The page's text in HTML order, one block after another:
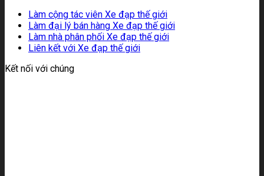
Làm cộng tác viên Xe đạp thế giới
Làm đại lý bán hàng Xe đạp thế giới
Làm nhà phân phối Xe đạp thế giới
Liên kết với Xe đạp thế giới
Kết nối với chúng